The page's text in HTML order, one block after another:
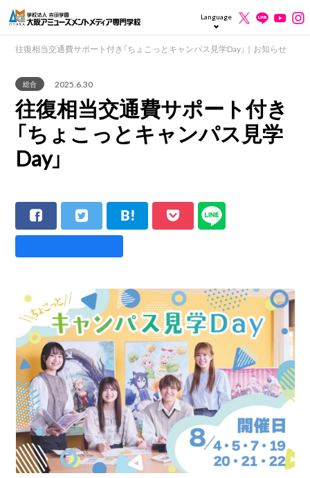
Language
往復相当交通費サポート付き「ちょこっとキャンパス見学Day」｜お知らせ
総合 2025.6.30
往復相当交通費サポート付き
「ちょこっとキャンパス見学
Day」